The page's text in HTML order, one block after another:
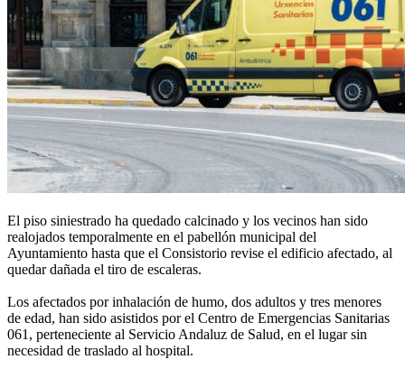
El piso siniestrado ha quedado calcinado y los vecinos han sido
realojados temporalmente en el pabellón municipal del
Ayuntamiento hasta que el Consistorio revise el edificio afectado, al
quedar dañada el tiro de escaleras.
Los afectados por inhalación de humo, dos adultos y tres menores
de edad, han sido asistidos por el Centro de Emergencias Sanitarias
061, perteneciente al Servicio Andaluz de Salud, en el lugar sin
necesidad de traslado al hospital.